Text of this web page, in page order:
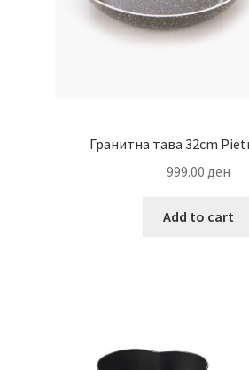
Гранитна тава 32cm
999.00 ден
Add to cart